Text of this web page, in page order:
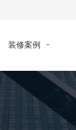
装修案例